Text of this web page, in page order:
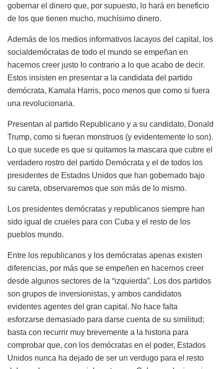
gobernar el dinero que, por supuesto, lo hará en beneficio
de los que tienen mucho, muchísimo dinero.
Además de los medios informativos lacayos del capital, los
socialdemócratas de todo el mundo se empeñan en
hacernos creer justo lo contrario a lo que acabo de decir.
Estos insisten en presentar a la candidata del partido
demócrata, Kamala Harris, poco menos que como si fuera
una revolucionaria.
Presentan al partido Republicano y a su candidato, Donald
Trump, como si fueran monstruos (y evidentemente lo son).
Lo que sucede es que si quitamos la mascara que cubre el
verdadero rostro del partido Demócrata y el de todos los
presidentes de Estados Unidos que han gobernado bajo
su careta, observaremos que son más de lo mismo.
Los presidentes demócratas y republicanos siempre han
sido igual de crueles para con Cuba y el resto de los
pueblos mundo.
Entre los republicanos y los demócratas apenas existen
diferencias, por más que se empeñen en hacernos creer
desde algunos sectores de la “izquierda”. Los dos partidos
son grupos de inversionistas, y ambos candidatos
evidentes agentes del gran capital. No hace falta
esforzarse demasiado para darse cuenta de su similitud;
basta con recurrir muy brevemente a la historia para
comprobar que, con los demócratas en el poder, Estados
Unidos nunca ha dejado de ser un verdugo para el resto